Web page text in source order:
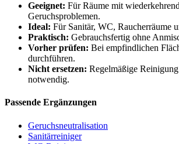
Geeignet: Für Räume mit
Geruchsproblemen.
Ideal: Für Sanitär, WC, Raucherräume
Praktisch: Gebrauchsfertig ohne
Vorher prüfen: Bei empfindlichen
durchführen.
Nicht ersetzen: Regelmäßige
notwendig.
Passende Ergänzungen
Geruchsneutralisation
Sanitärreiniger